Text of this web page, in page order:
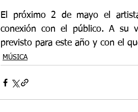
El próximo 2 de mayo el
conexión con el público. A su
previsto para este año y con el
MÚSICA